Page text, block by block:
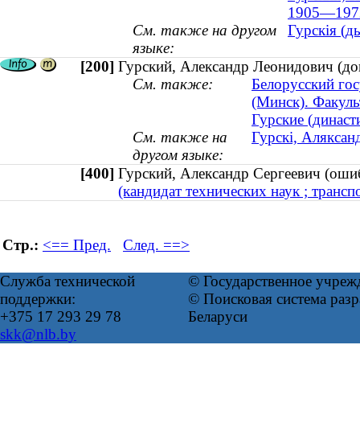
См. также на другом
языке:
Гурскія
[200] Гурский, Александр Леонидович
См. также:
Белорусский
(Минск).
Гурские
См. также на
другом языке:
Гурскі,
[400] Гурский, Александр Сергеевич
(кандидат технических наук ;
Стр.: <== Пред. След. ==>
Служба технической
поддержки:
+375 17 293 29 78
skk@nlb.by
© Государственное
© Поисковая система
Беларуси